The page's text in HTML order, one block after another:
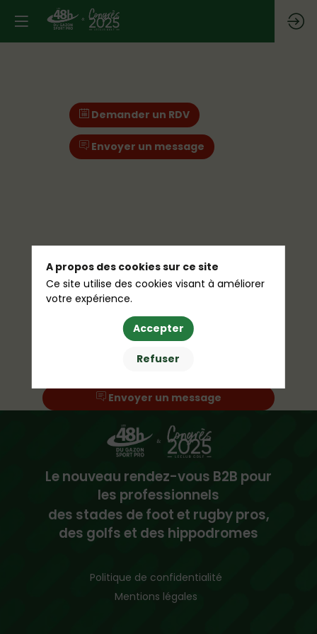
Demander un RDV
Envoyer un message
Envoyer un message
Le nouveau rendez-vous B2B pour
les professionnels
des stades de foot et rugby pros,
des golfs et des hippodromes
Politique de confidentialité
Mentions légales
A propos des cookies sur ce site
Ce site utilise des cookies visant à améliorer
votre expérience.
Accepter
Refuser